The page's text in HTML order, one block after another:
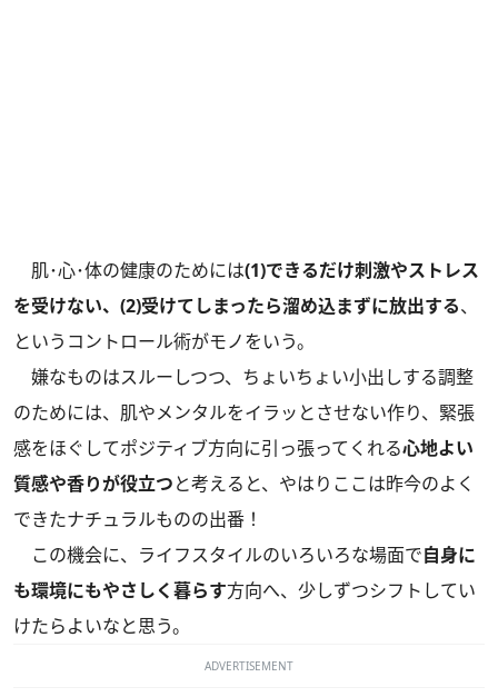
肌･心･体の健康のためには(1)できるだけ刺激やストレス
を受けない、(2)受けてしまったら溜め込まずに放出する、
というコントロール術がモノをいう。
嫌なものはスルーしつつ、ちょいちょい小出しする調整
のためには、肌やメンタルをイラッとさせない作り、緊張
感をほぐしてポジティブ方向に引っ張ってくれる心地よい
質感や香りが役立つと考えると、やはりここは昨今のよく
できたナチュラルものの出番！
この機会に、ライフスタイルのいろいろな場面で自身に
も環境にもやさしく暮らす方向へ、少しずつシフトしてい
けたらよいなと思う。
ADVERTISEMENT